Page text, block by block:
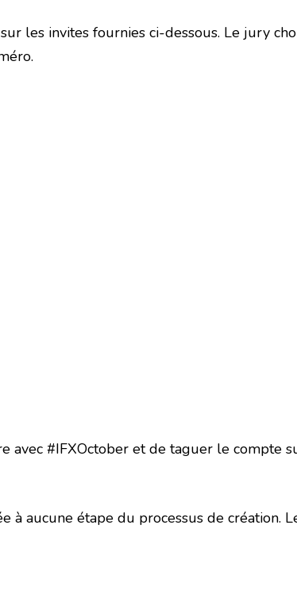
les invites fournies ci-dessous. Le jury
avec #IFXOctober et de taguer le compte
à aucune étape du processus de création.